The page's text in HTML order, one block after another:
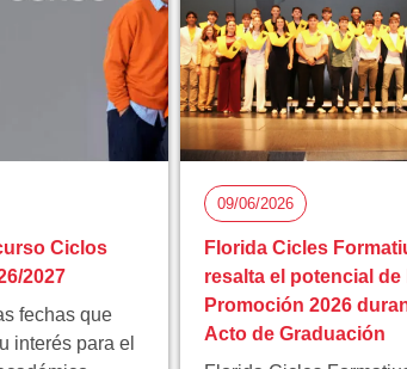
Ciclos
2027
fechas que
interés para el
09/06/2026
Florida Cicles
resalta el potencial de
Promoción 2026
Acto de Graduación